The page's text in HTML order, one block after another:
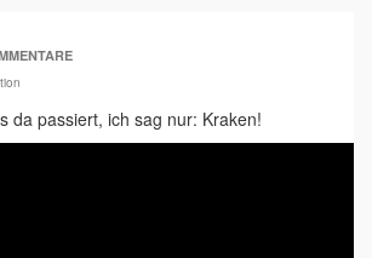
da passiert, ich sag nur: Kraken!